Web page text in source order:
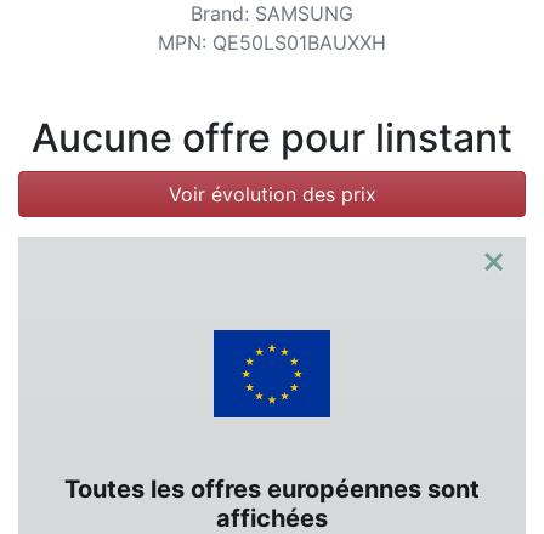
Conditions
Catégories
Brand: SAMSUNG
MPN: QE50LS01BAUXXH
Aucune offre pour linstant
Voir évolution des prix
×
Toutes les offres européennes sont
affichées